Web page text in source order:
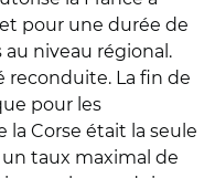
pour une durée de
au niveau régional.
reconduite. La fin de
pour les
la Corse était la seule
taux maximal de